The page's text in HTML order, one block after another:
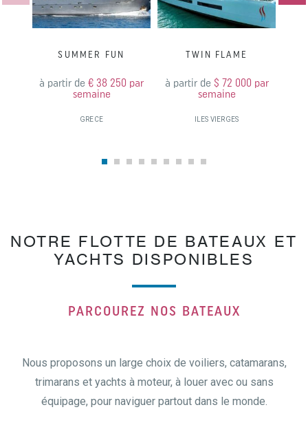
SUMMER FUN
à partir de € 38 250 par
semaine
GRECE
TWIN FLAME
à partir de $ 72 000 par
semaine
ILES VIERGES
NOTRE FLOTTE DE BATEAUX ET
YACHTS DISPONIBLES
PARCOUREZ NOS BATEAUX
Nous proposons un large choix de voiliers, catamarans,
trimarans et yachts à moteur, à louer avec ou sans
équipage, pour naviguer partout dans le monde.